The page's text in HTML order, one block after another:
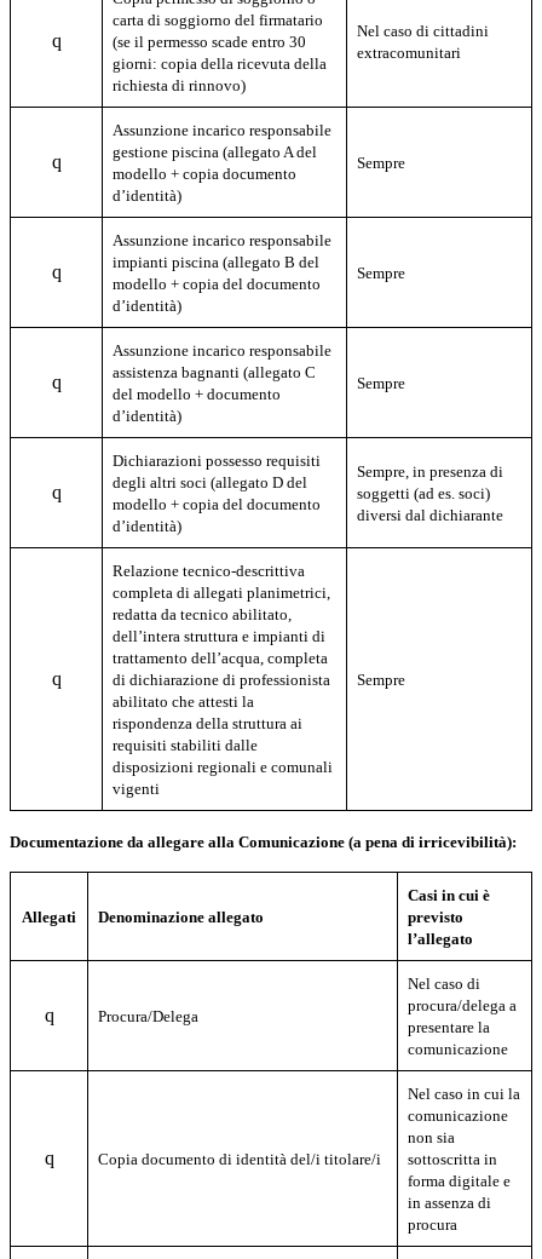
q
carta di soggiorno del firmatario
(se il permesso scade entro 30
giorni: copia della ricevuta della
richiesta di rinnovo)
Nel caso di cittadini
extracomunitari
q
Assunzione incarico responsabile
gestione piscina (allegato A del
modello + copia documento
d’identità)
Sempre
q
Assunzione incarico responsabile
impianti piscina (allegato B del
modello + copia del documento
d’identità)
Sempre
q
Assunzione incarico responsabile
assistenza bagnanti (allegato C
del modello + documento
d’identità)
Sempre
q
Dichiarazioni possesso requisiti
degli altri soci (allegato D del
modello + copia del documento
d’identità)
Sempre, in presenza di
soggetti (ad es. soci)
diversi dal dichiarante
q
Relazione tecnico-descrittiva
completa di allegati planimetrici,
redatta da tecnico abilitato,
dell’intera struttura e impianti di
trattamento dell’acqua, completa
di dichiarazione di professionista
abilitato che attesti la
rispondenza della struttura ai
requisiti stabiliti dalle
disposizioni regionali e comunali
vigenti
Sempre
Documentazione da allegare alla Comunicazione (a pena di irricevibilità):
Allegati Denominazione allegato
Casi in cui è
previsto
l’allegato
q Procura/Delega
Nel caso di
procura/delega a
presentare la
comunicazione
q Copia documento di identità del/i titolare/i
Nel caso in cui la
comunicazione
non sia
sottoscritta in
forma digitale e
in assenza di
procura